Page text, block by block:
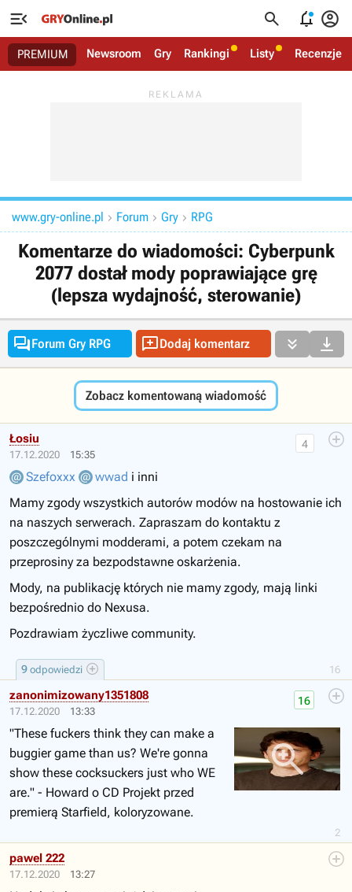
   
PREMIUM Newsroom Gry Rankingi Listy Recenzje
www.gry-online.pl  Forum  Gry  RPG
Komentarze do wiadomości: Cyberpunk
2077 dostał mody poprawiające grę
(lepsza wydajność, sterowanie)
Forum Gry RPG Dodaj komentarz  
Zobacz komentowaną wiadomość
17.12.2020 15:35
16
4
9 odpowiedzi
Łosiu
Szefoxxx wwad i inni
Mamy zgody wszystkich autorów modów na hostowanie ich
na naszych serwerach. Zapraszam do kontaktu z
poszczególnymi modderami, a potem czekam na
przeprosiny za bezpodstawne oskarżenia.
Mody, na publikację których nie mamy zgody, mają linki
bezpośrednio do Nexusa.
Pozdrawiam życzliwe community.
17.12.2020 13:33
2
16
zanonimizowany1351808
"These fuckers think they can make a
buggier game than us? We're gonna
show these cocksuckers just who WE
are." - Howard o CD Projekt przed
premierą Starfield, koloryzowane.
17.12.2020 13:27
pawel 222